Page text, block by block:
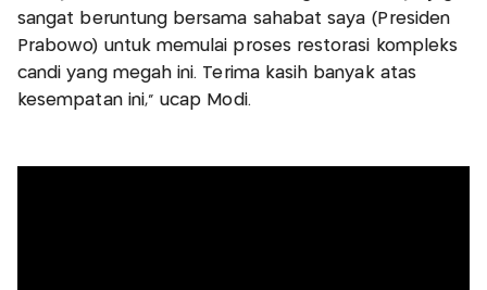
sangat beruntung bersama sahabat saya (Presiden
Prabowo) untuk memulai proses restorasi kompleks
candi yang megah ini. Terima kasih banyak atas
kesempatan ini," ucap Modi.